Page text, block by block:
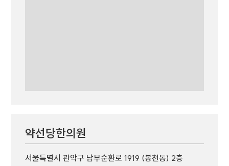
약선당한의원
서울특별시 관악구 남부순환로 1919 (봉천동) 2층